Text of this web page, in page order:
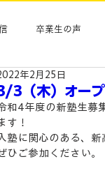
卒業生の声
3（木）オープ
年2月25日
和4年度の新塾生募
す！
塾に関心のある、新
ひご参加ください。